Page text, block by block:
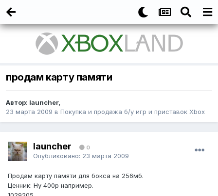
продам карту памяти
Автор: launcher,
23 марта 2009 в Покупка и продажа б/у игр и приставок Xbox
launcher 0
Опубликовано: 23 марта 2009
Продам карту памяти для бокса на 256мб.
Ценник: Ну 400р например.